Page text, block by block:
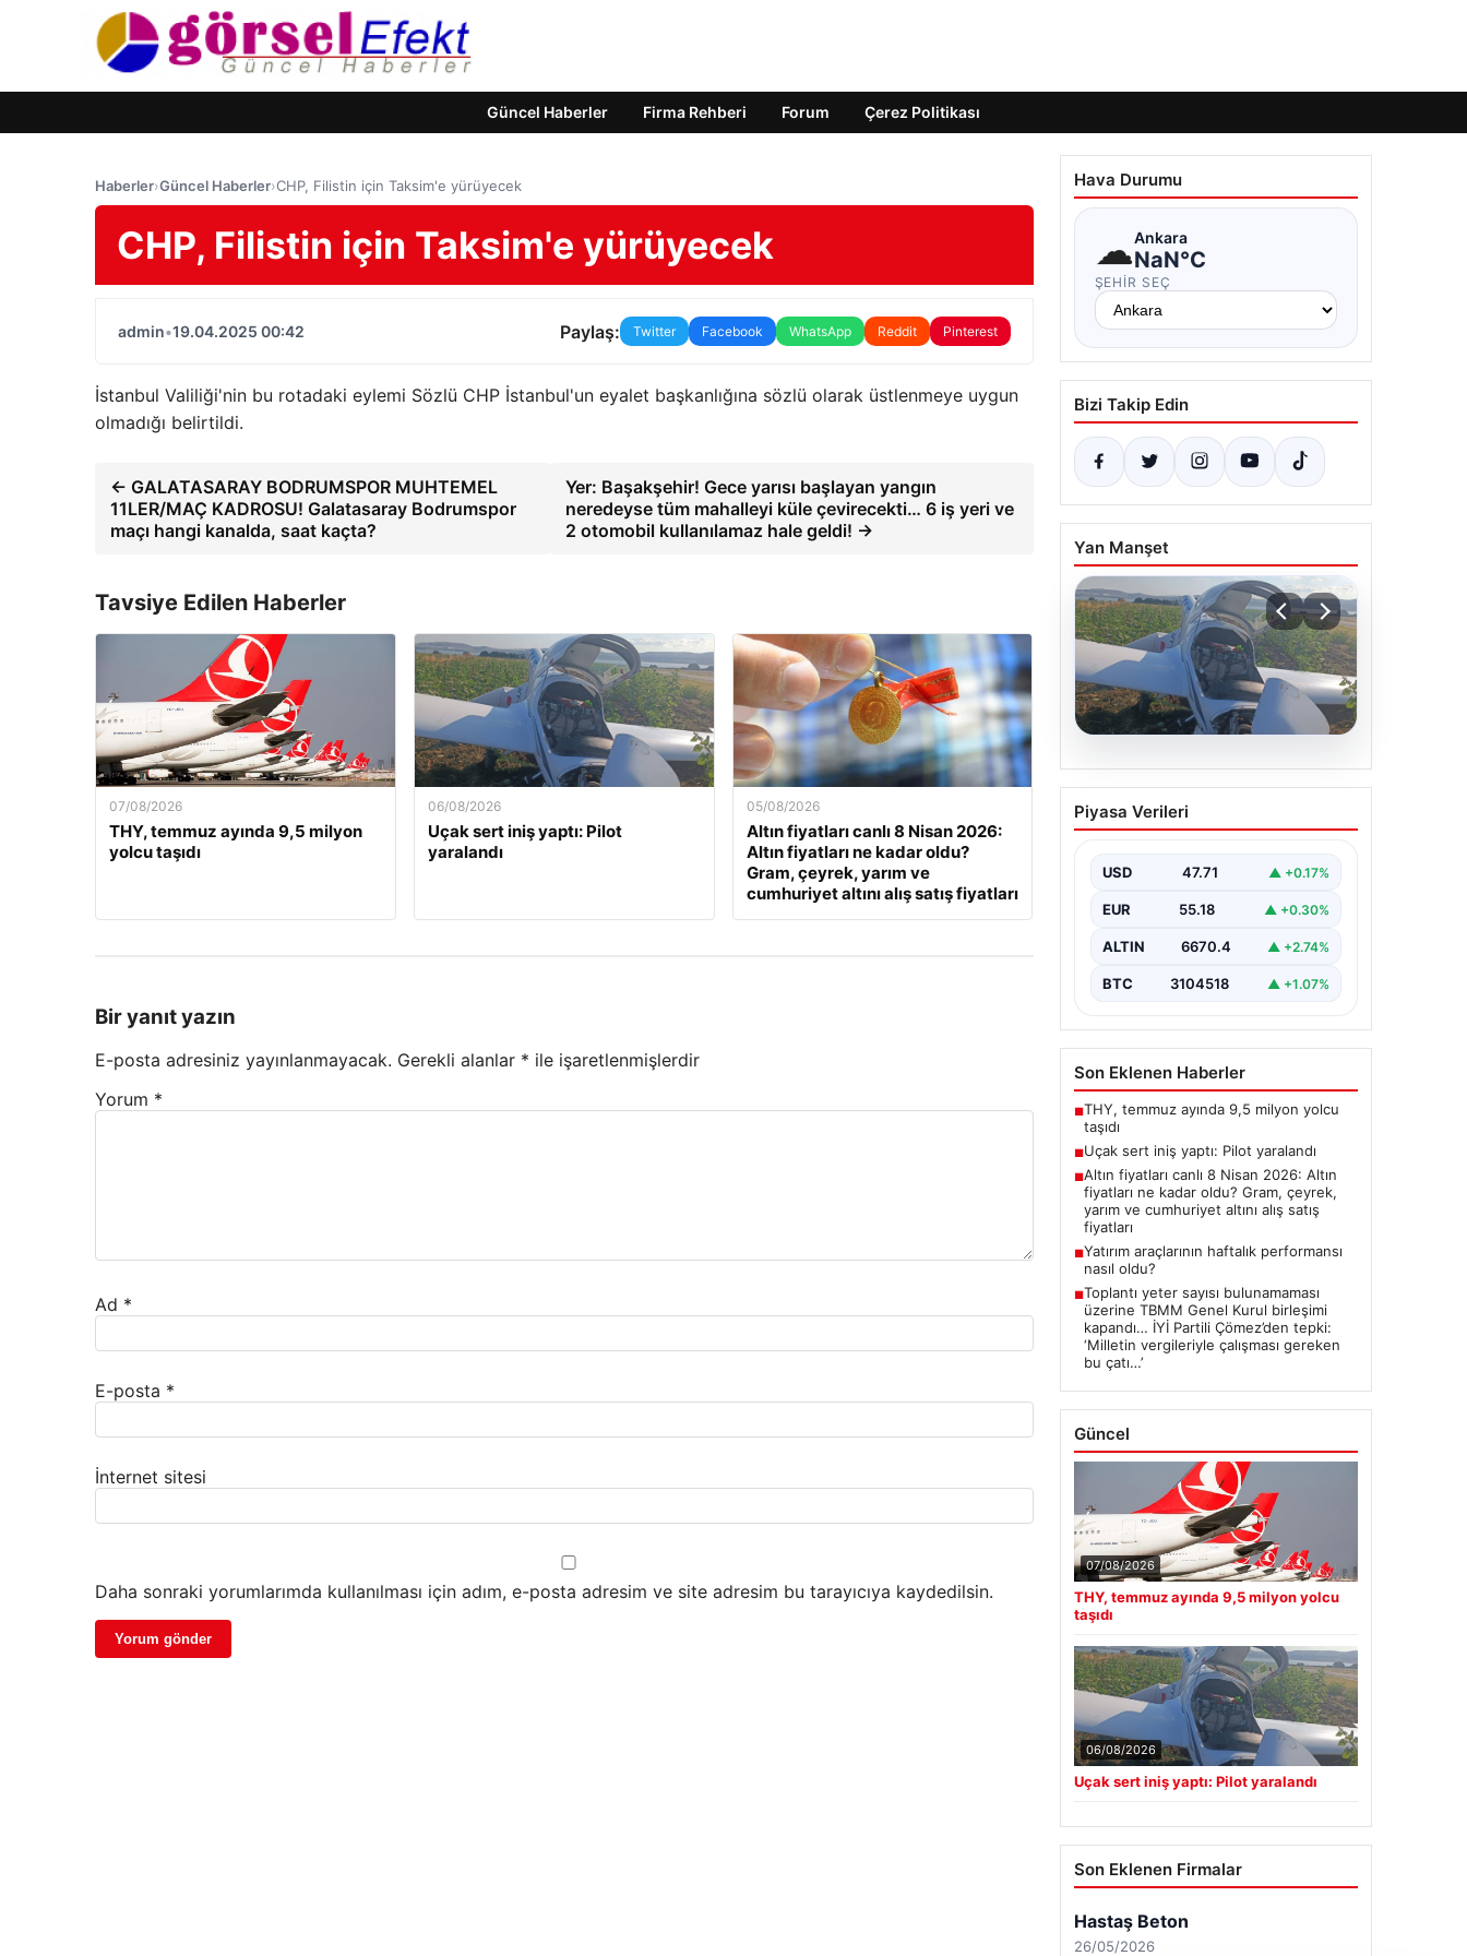
Güncel Haberler Firma Rehberi Forum Çerez Politikası
Haberler›Güncel Haberler›CHP, Filistin için Taksim'e yürüyecek
CHP, Filistin için Taksim'e yürüyecek
admin•19.04.2025 00:42 Paylaş: Twitter Facebook WhatsApp Reddit Pinterest
İstanbul Valiliği'nin bu rotadaki eylemi Sözlü CHP İstanbul'un eyalet başkanlığına sözlü olarak üstlenmeye uygun
olmadığı belirtildi.
← GALATASARAY BODRUMSPOR MUHTEMEL
11LER/MAÇ KADROSU! Galatasaray Bodrumspor
maçı hangi kanalda, saat kaçta?
Yer: Başakşehir! Gece yarısı başlayan yangın
neredeyse tüm mahalleyi küle çevirecekti… 6 iş yeri ve
2 otomobil kullanılamaz hale geldi! →
Tavsiye Edilen Haberler
07/08/2026
THY, temmuz ayında 9,5 milyon
yolcu taşıdı
06/08/2026
Uçak sert iniş yaptı: Pilot
yaralandı
05/08/2026
Altın fiyatları canlı 8 Nisan 2026:
Altın fiyatları ne kadar oldu?
Gram, çeyrek, yarım ve
cumhuriyet altını alış satış fiyatları
Bir yanıt yazın
E-posta adresiniz yayınlanmayacak. Gerekli alanlar * ile işaretlenmişlerdir
Yorum *
Ad *
E-posta *
İnternet sitesi
Daha sonraki yorumlarımda kullanılması için adım, e-posta adresim ve site adresim bu tarayıcıya kaydedilsin.
Hava Durumu
☁Ankara
NaN°C
ŞEHIR SEÇ
Bizi Takip Edin
Yan Manşet
06.08.2026
Uçak sert iniş yaptı:
Pilot yaralandı
Piyasa Verileri
USD 47.71 ▲ +0.17%
EUR 55.18 ▲ +0.30%
ALTIN 6670.4 ▲ +2.74%
BTC 3104518 ▲ +1.07%
Son Eklenen Haberler
■THY, temmuz ayında 9,5 milyon yolcu
taşıdı
■Uçak sert iniş yaptı: Pilot yaralandı
■Altın fiyatları canlı 8 Nisan 2026: Altın
fiyatları ne kadar oldu? Gram, çeyrek,
yarım ve cumhuriyet altını alış satış
fiyatları
■Yatırım araçlarının haftalık performansı
nasıl oldu?
■Toplantı yeter sayısı bulunamaması
üzerine TBMM Genel Kurul birleşimi
kapandı… İYİ Partili Çömez’den tepki:
‘Milletin vergileriyle çalışması gereken
bu çatı…’
Güncel
07/08/2026
THY, temmuz ayında 9,5 milyon yolcu
taşıdı
06/08/2026
Uçak sert iniş yaptı: Pilot yaralandı
Son Eklenen Firmalar
Hastaş Beton
26/05/2026